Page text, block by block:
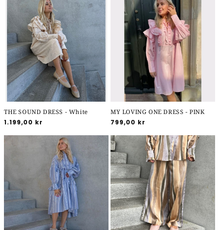
THE SOUND DRESS - White
Normalpris
1.199,00 kr
MY LOVING ONE DRESS - PINK
Normalpris
799,00 kr